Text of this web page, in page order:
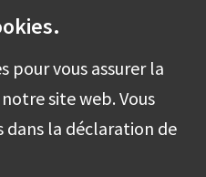
pour vous assurer la
site web. Vous
dans la déclaration de